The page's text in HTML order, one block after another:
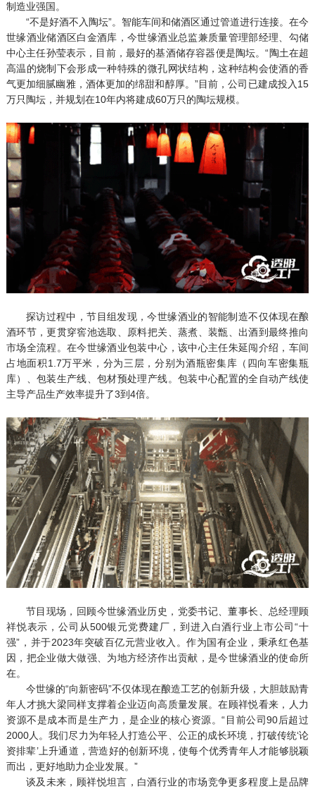
制造业强国。
“不是好酒不入陶坛”。智能车间和储酒区通过管道进行连接。在今
世缘酒业储酒区白金酒库，今世缘酒业总监兼质量管理部经理、勾储
中心主任孙莹表示，目前，最好的基酒储存容器便是陶坛。“陶土在超
高温的烧制下会形成一种特殊的微孔网状结构，这种结构会使酒的香
气更加细腻幽雅，酒体更加的绵甜和醇厚。”目前，公司已建成投入15
万只陶坛，并规划在10年内将建成60万只的陶坛规模。
探访过程中，节目组发现，今世缘酒业的智能制造不仅体现在酿
酒环节，更贯穿窖池选取、原料把关、蒸煮、装甑、出酒到最终推向
市场全流程。在今世缘酒业包装中心，该中心主任朱延闯介绍，车间
占地面积1.7万平米，分为三层，分别为酒瓶密集库（四向车密集瓶
库）、包装生产线、包材预处理产线。包装中心配置的全自动产线使
主导产品生产效率提升了3到4倍。
节目现场，回顾今世缘酒业历史，党委书记、董事长、总经理顾
祥悦表示，公司从500银元党费建厂，到进入白酒行业上市公司“十
强”，并于2023年突破百亿元营业收入。作为国有企业，秉承红色基
因，把企业做大做强、为地方经济作出贡献，是今世缘酒业的使命所
在。
今世缘的“向新密码”不仅体现在酿造工艺的创新升级，大胆鼓励青
年人才挑大梁同样支撑着企业迈向高质量发展。在顾祥悦看来，人力
资源不是成本而是生产力，是企业的核心资源。“目前公司90后超过
2000人。我们尽力为年轻人打造公平、公正的成长环境，打破传统‘论
资排辈’上升通道，营造好的创新环境，使每个优秀青年人才能够脱颖
而出，更好地助力企业发展。”
谈及未来，顾祥悦坦言，白酒行业的市场竞争更多程度上是品牌